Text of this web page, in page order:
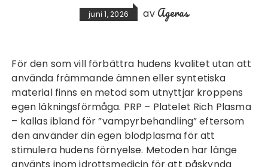
juni 1, 2026 av Ageras
För den som vill förbättra hudens kvalitet utan att
använda främmande ämnen eller syntetiska
material finns en metod som utnyttjar kroppens
egen läkningsförmåga. PRP – Platelet Rich Plasma
– kallas ibland för ”vampyrbehandling” eftersom
den använder din egen blodplasma för att
stimulera hudens förnyelse. Metoden har länge